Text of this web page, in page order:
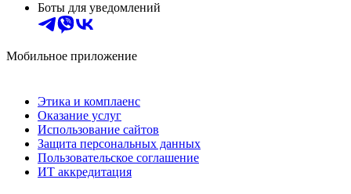
Боты для уведомлений
Мобильное приложение
Этика и комплаенс
Оказание услуг
Использование сайтов
Защита персональных данных
Пользовательское соглашение
ИТ аккредитация